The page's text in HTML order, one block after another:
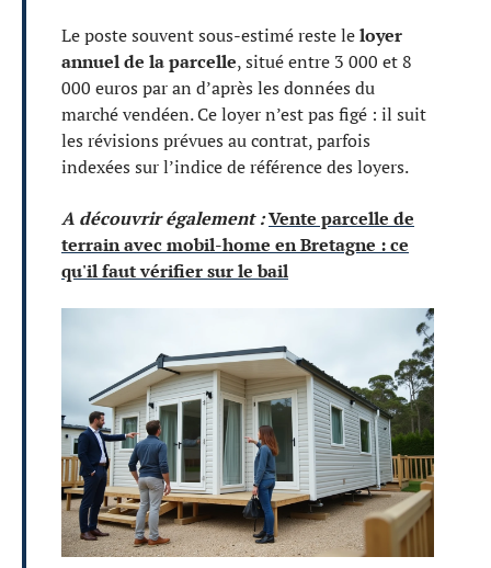
Le poste souvent sous-estimé reste leloyer
annuel de la parcelle, situé entre 3 000 et 8
000 euros par an d’après les données du
marché vendéen. Ce loyer n’est pas figé : il suit
les révisions prévues au contrat, parfois
indexées sur l’indice de référence des loyers.
A découvrir également :Vente parcelle de
terrain avec mobil-home en Bretagne : ce
qu'il faut vérifier sur le bail